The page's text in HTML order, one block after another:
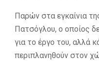
Παρών στα εγκαίνια
Πατσόγλου, ο οποίος
για το έργο του, αλλά
περιπλανηθούν στον